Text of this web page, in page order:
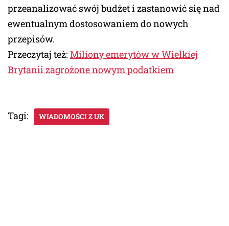
przeanalizować swój budżet i zastanowić się nad
ewentualnym dostosowaniem do nowych
przepisów.
Przeczytaj też: Miliony emerytów w Wielkiej
Brytanii zagrożone nowym podatkiem
Tagi: WIADOMOŚCI Z UK